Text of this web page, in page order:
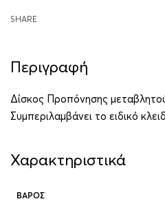
SHARE
Περιγραφή
Δίσκος Προπόνησης
Συμπεριλαμβάνει το ειδικό
Χαρακτηριστικά
ΒΆΡΟΣ